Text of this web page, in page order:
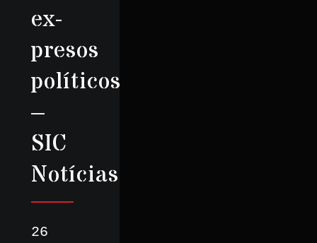
ex-
presos
políticos
–
SIC
Notícias
26